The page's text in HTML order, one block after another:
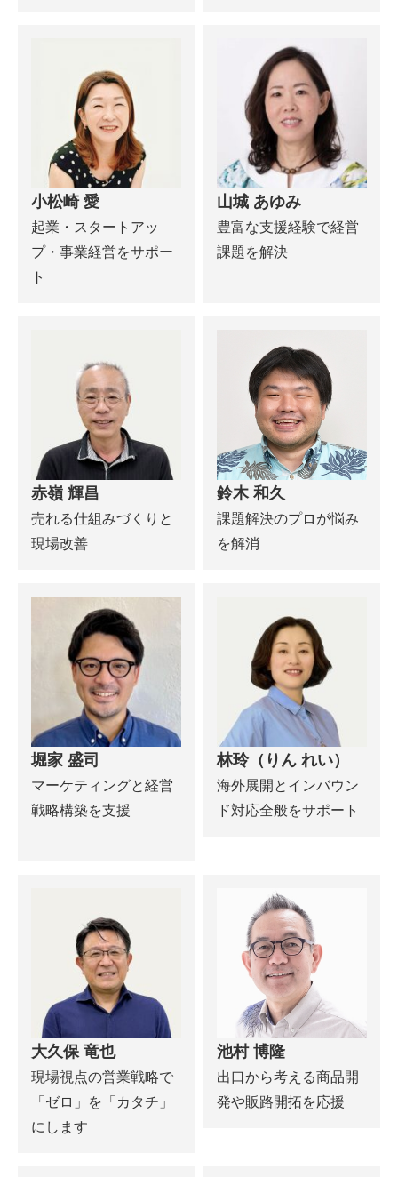
小松崎 愛
起業・スタートアッ
プ・事業経営をサポー
ト
山城 あゆみ
豊富な支援経験で経営
課題を解決
赤嶺 輝昌
売れる仕組みづくりと
現場改善
鈴木 和久
課題解決のプロが悩み
を解消
堀家 盛司
マーケティングと経営
戦略構築を支援
林玲（りん れい）
海外展開とインバウン
ド対応全般をサポート
大久保 竜也
現場視点の営業戦略で
「ゼロ」を「カタチ」
にします
池村 博隆
出口から考える商品開
発や販路開拓を応援